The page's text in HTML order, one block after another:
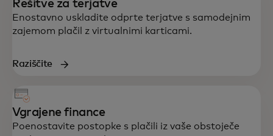
Rešitve za terjatve
Enostavno uskladite odprte terjatve s samodejnim
zajemom plačil z virtualnimi karticami.
Raziščite
Vgrajene finance
Poenostavite postopke s plačili iz vaše obstoječe